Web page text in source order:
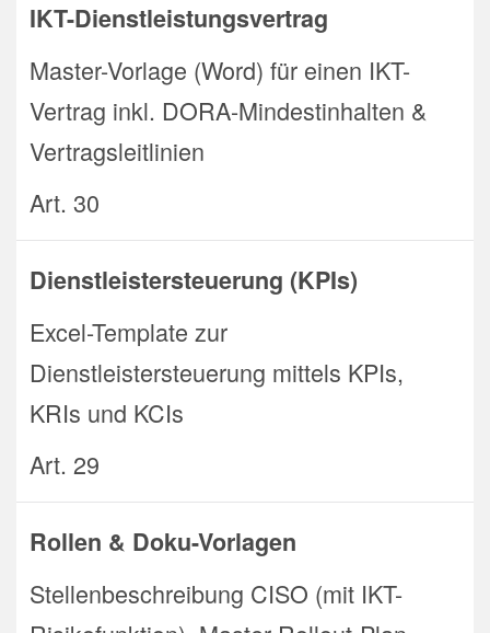
IKT-Dienstleistungsvertrag
Master-Vorlage (Word) für einen IKT-
Vertrag inkl. DORA-Mindestinhalten &
Vertragsleitlinien
Art. 30
Dienstleistersteuerung (KPIs)
Excel-Template zur
Dienstleistersteuerung mittels KPIs,
KRIs und KCIs
Art. 29
Rollen & Doku-Vorlagen
Stellenbeschreibung CISO (mit IKT-